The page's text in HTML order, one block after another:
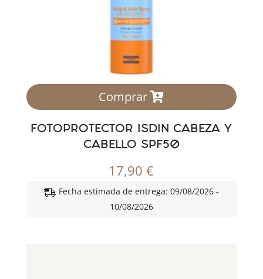
Comprar
FOTOPROTECTOR ISDIN CABEZA Y
CABELLO SPF50
17,90€
Fecha estimada de entrega: 09/08/2026 -
10/08/2026